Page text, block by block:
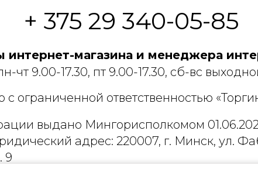
+ 375 29 340-05-85
магазина и менеджера
чт 9.00-17.30, пт 9.00-17.30, сб-вс
ограниченной ответственностью
выдано Мингорисполкомом
адрес: 220007, г. Минск, ул.
9